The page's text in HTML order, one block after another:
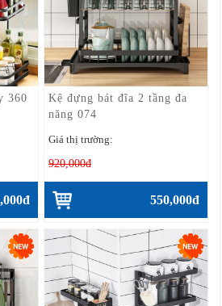
360
Kệ đựng bát đĩa 2 tầng đa
năng 074
Giá thị trường:
920,000đ
550,000đ